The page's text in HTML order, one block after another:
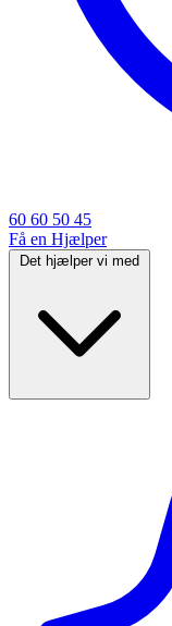
60 60 50 45
Få en Hjælper
Det hjælper vi med